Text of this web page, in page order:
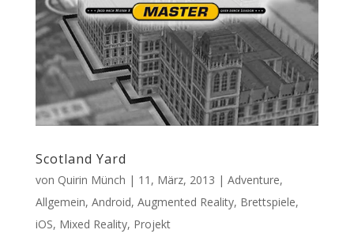
Scotland Yard
von Quirin Münch | 11, März, 2013 | Adventure,
Allgemein, Android, Augmented Reality, Brettspiele,
iOS, Mixed Reality, Projekt